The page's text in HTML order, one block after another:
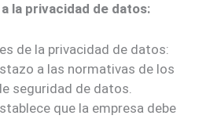
la privacidad de datos:
de la privacidad de datos:
a las normativas de los
seguridad de datos.
que la empresa debe